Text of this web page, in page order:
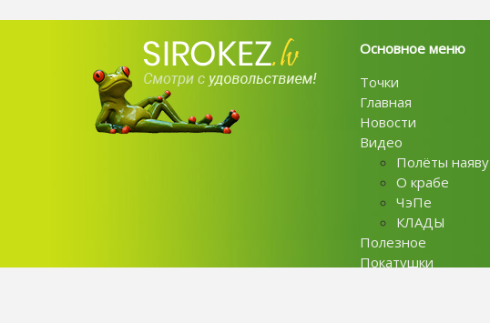
Основное меню
Точки
Главная
Новости
Видео
Полёты наяву
О крабе
ЧэПе
КЛАДЫ
Полезное
Покатушки